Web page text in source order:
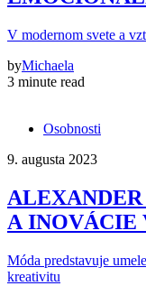
V modernom svete a
byMichaela
3 minute read
Osobnosti
9. augusta 2023
A INOVÁCIE
Móda predstavuje
kreativitu